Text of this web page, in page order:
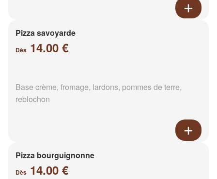
Pizza savoyarde
Dès 14.00 €
Base crème, fromage, lardons, pommes de terre,
reblochon
Pizza bourguignonne
Dès 14.00 €